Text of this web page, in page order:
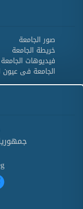
صور الجامعة
خريطة الجامعة
فيديوهات الجامعة
الجامعة فى عيون